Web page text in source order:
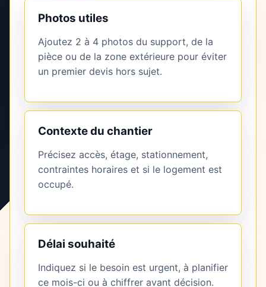
Photos utiles
Ajoutez 2 à 4 photos du support, de la
pièce ou de la zone extérieure pour éviter
un premier devis hors sujet.
Contexte du chantier
Précisez accès, étage, stationnement,
contraintes horaires et si le logement est
occupé.
Délai souhaité
Indiquez si le besoin est urgent, à planifier
ce mois-ci ou à chiffrer avant décision.